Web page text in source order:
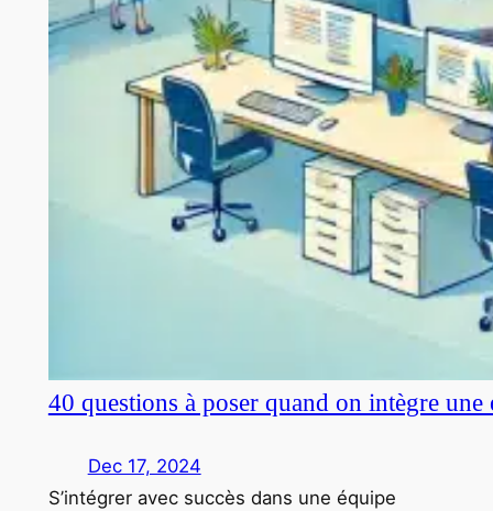
40 questions à poser quand on intègre
Dec 17, 2024
S’intégrer avec succès dans une équipe